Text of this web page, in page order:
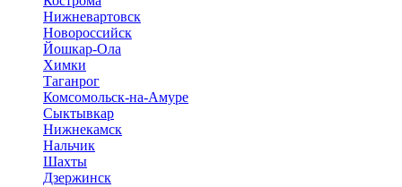
Нижневартовск
Новороссийск
Йошкар-Ола
Химки
Таганрог
Комсомольск-на-Амуре
Сыктывкар
Нижнекамск
Нальчик
Шахты
Дзержинск